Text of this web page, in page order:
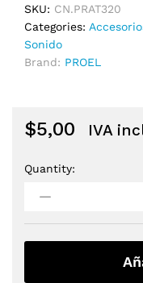
SKU: CN.PRAT320
Categories:
Sonido
Brand: PROEL
$5,00 IVA
Adaptador
de
metal
Quantity: